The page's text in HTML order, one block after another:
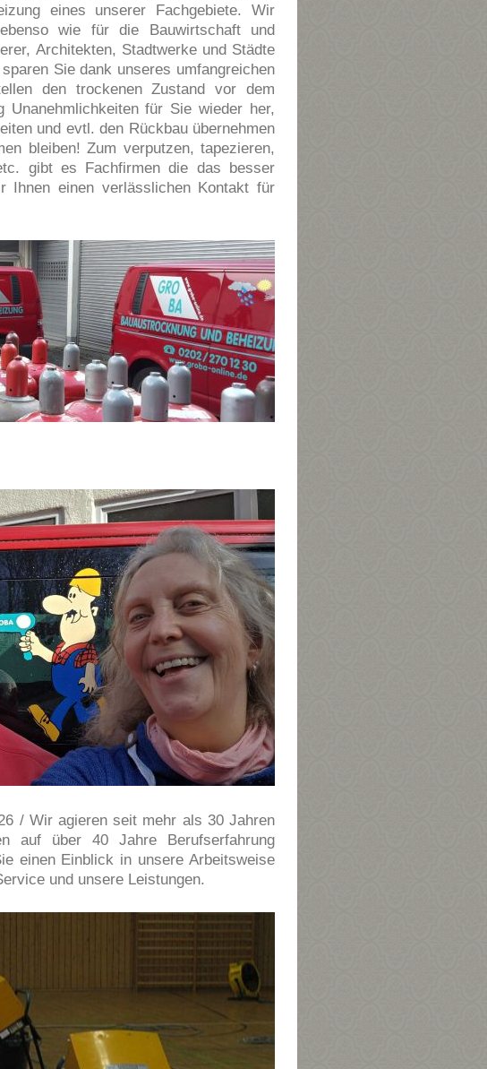
eines unserer Fachgebiete. Wir
wie für die Bauwirtschaft und
Architekten, Stadtwerke und Städte
Sie dank unseres umfangreichen
den trockenen Zustand vor dem
Unanehmlichkeiten für Sie wieder her,
und evtl. den Rückbau übernehmen
bleiben! Zum verputzen, tapezieren,
gibt es Fachfirmen die das besser
Ihnen einen verlässlichen Kontakt für
/ Wir agieren seit mehr als 30 Jahren
auf über 40 Jahre Berufserfahrung
einen Einblick in unsere Arbeitsweise
und unsere Leistungen.